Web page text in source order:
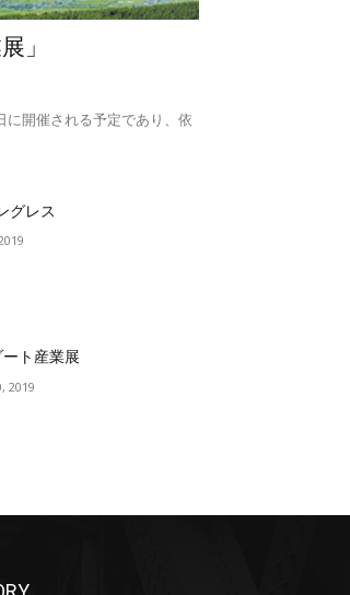
」
に開催される予定であり、依
グレス
ト産業展
2019